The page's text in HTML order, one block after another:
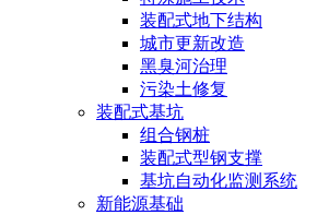
装配式地下结构
城市更新改造
黑臭河治理
污染土修复
装配式基坑
组合钢桩
装配式型钢支撑
基坑自动化监测系统
新能源基础